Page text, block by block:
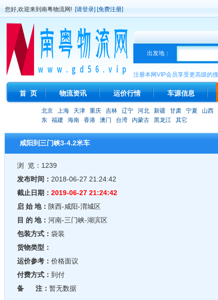
您好,欢迎来到南粤物流网! [请登录] [免费注册]
出发地：
注册本网VIP会员享受更高级的
首 页 物流资讯 运价行情 车源信息
北京 上海 天津 重庆 吉林 辽宁 河北 新疆 甘肃 宁夏
山西
东
福建 海南 香港 澳门 台湾 内蒙古 黑龙江 其它
咸阳到三门峡3-4.2米车
浏 览：1239
发布时间： 2018-06-27 21:24:42
截止日期： 2019-06-27 21:24:42
启 始 地： 陕西-咸阳-渭城区
目 的 地： 河南-三门峡-湖滨区
包装方式： 袋装
货物类型：
运价参考： 价格面议
付费方式： 到付
备 注： 暂无数据